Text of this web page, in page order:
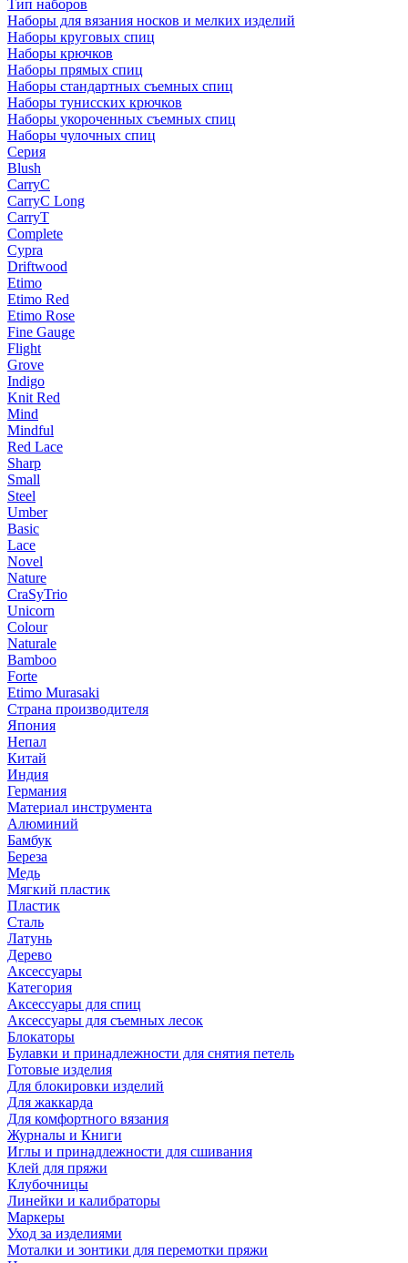
Тип наборов
Наборы для вязания носков и мелких изделий
Наборы круговых спиц
Наборы крючков
Наборы прямых спиц
Наборы стандартных съемных спиц
Наборы тунисских крючков
Наборы укороченных съемных спиц
Наборы чулочных спиц
Серия
Blush
CarryC
CarryC Long
CarryT
Complete
Cypra
Driftwood
Etimo
Etimo Red
Etimo Rose
Fine Gauge
Flight
Grove
Indigo
Knit Red
Mind
Mindful
Red Lace
Sharp
Small
Steel
Umber
Basic
Lace
Novel
Nature
CraSyTrio
Unicorn
Colour
Naturale
Bamboo
Forte
Etimo Murasaki
Страна производителя
Япония
Непал
Китай
Индия
Германия
Материал инструмента
Алюминий
Бамбук
Береза
Медь
Мягкий пластик
Пластик
Сталь
Латунь
Дерево
Аксессуары
Категория
Аксессуары для спиц
Аксессуары для съемных лесок
Блокаторы
Булавки и принадлежности для снятия петель
Готовые изделия
Для блокировки изделий
Для жаккарда
Для комфортного вязания
Журналы и Книги
Иглы и принадлежности для сшивания
Клей для пряжи
Клубочницы
Линейки и калибраторы
Маркеры
Уход за изделиями
Моталки и зонтики для перемотки пряжи